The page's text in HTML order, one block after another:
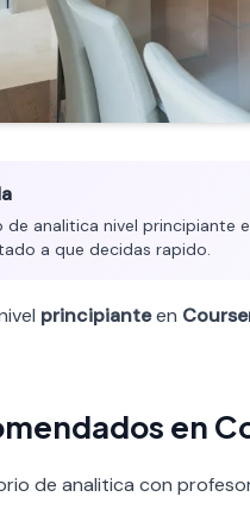
de analitica nivel principiante
a que decidas rapido.
principianteen
en
de analitica con